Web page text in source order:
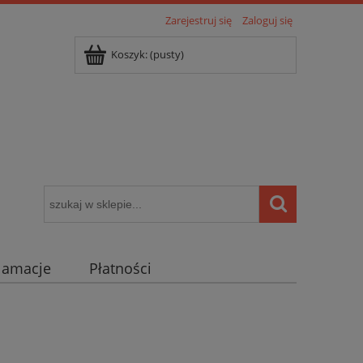
Zarejestruj się Zaloguj się
Koszyk:(pusty)
Płatności